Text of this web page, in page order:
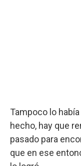
Tampoco lo
hecho, hay que
pasado para
que en ese